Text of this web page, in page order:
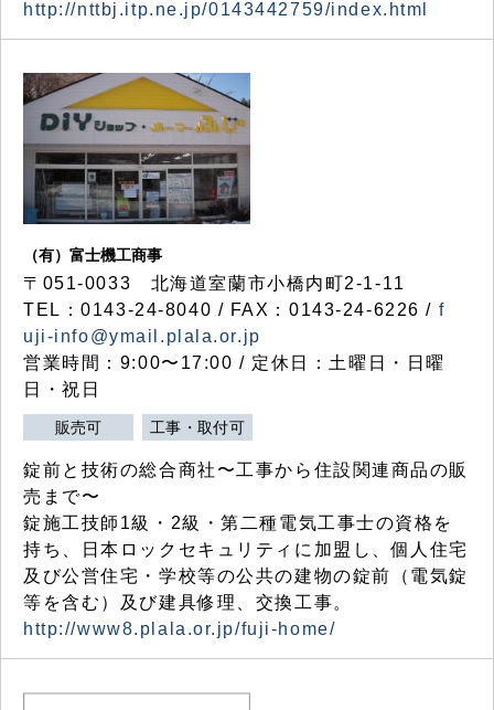
http://nttbj.itp.ne.jp/0143442759/index.html
（有）富士機工商事
〒051-0033 北海道室蘭市小橋内町2-1-11
TEL：0143-24-8040 / FAX：0143-24-6226 / f
uji-info@ymail.plala.or.jp
営業時間：9:00〜17:00 / 定休日：土曜日・日曜
日・祝日
販売可 工事・取付可
錠前と技術の総合商社〜工事から住設関連商品の販
売まで〜
錠施工技師1級・2級・第二種電気工事士の資格を
持ち、日本ロックセキュリティに加盟し、個人住宅
及び公営住宅・学校等の公共の建物の錠前（電気錠
等を含む）及び建具修理、交換工事。
http://www8.plala.or.jp/fuji-home/